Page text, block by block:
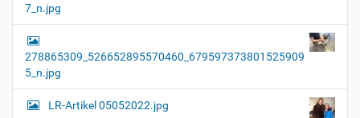
7_n.jpg
278865309_526652895570460_679597373801525909
5_n.jpg
LR-Artikel 05052022.jpg